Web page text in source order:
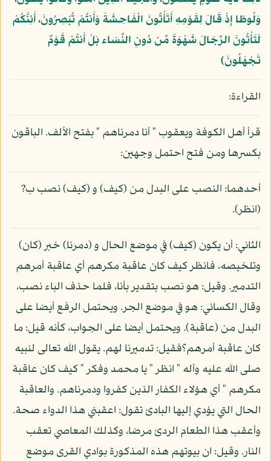
وَلُوطًا إِذْ قَالَ لِقَوْمِهِ أَتَأْتُونَ الْفَاحِشَةَ وَأَنتُمْ تُبْصِرُونَ، أَئِنَّكُمْ
لَتَأْتُونَ الرِّجَالَ شَهْوَةً مِّن دُونِ النِّسَاء بَلْ أَنتُمْ قَوْمٌ
تَجْهَلُونَ﴾
القراءة:
قرأ أهل الكوفة ويعقوب " أنا دمرناهم " بفتح الألف. الباقون
بكسرها ومن فتح احتمل وجهين:
أحدهما: النصب على البدل من (كيف) و (كيف) نصب ب?
(انظر).
الثاني: أن يكون (كيف) في موضع الحال و (دمرنا) خبر (كان)
وتلخيصه، فانظر كيف كان عاقبة مكرهم أي عاقبة أمرهم
التدمير. وقيل: هو نصب بتقدير بأنا، فلما حذف الباء نصب،
وقال الكسائي: هو في موضع الجر. ويحتمل الرفع أيضا على
البدل من (عاقبة). ويحتمل أيضا على الجواب، كأنه قيل: ما
كان عاقبة أمرهم؟فقيل: تدميرنا لهم. يقول الله تعالى لنبيه
صلى الله عليه وآله " انظر " يا محمد وفكر " كيف كان عاقبة
مكرهم " أي هؤلاء الكفار الذين كفروا ودمرناهم. والعاقبة
الحال التي يؤدي إليها البادئ تقول: اعقبني هذا الدواء صحة.
وأعقب هذا الطعام الردئ مرضا، وكذلك المعاصي تعقب
النار. وقيل: ان بيوتهم هذه المذكورة بوادي القرى موضع